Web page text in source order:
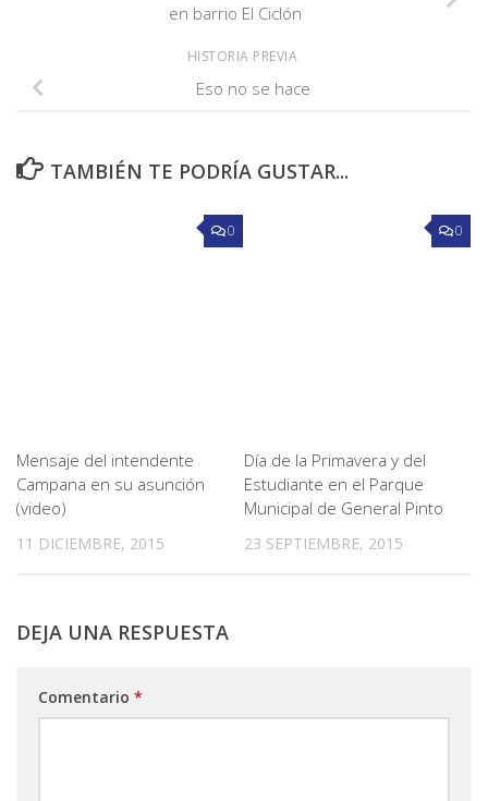
en barrio El Ciclón
HISTORIA PREVIA
Eso no se hace
TAMBIÉN TE PODRÍA GUSTAR...
0
Mensaje del intendente
Campana en su asunción
(video)
11 DICIEMBRE, 2015
0
Día de la Primavera y del
Estudiante en el Parque
Municipal de General Pinto
23 SEPTIEMBRE, 2015
DEJA UNA RESPUESTA
Comentario *